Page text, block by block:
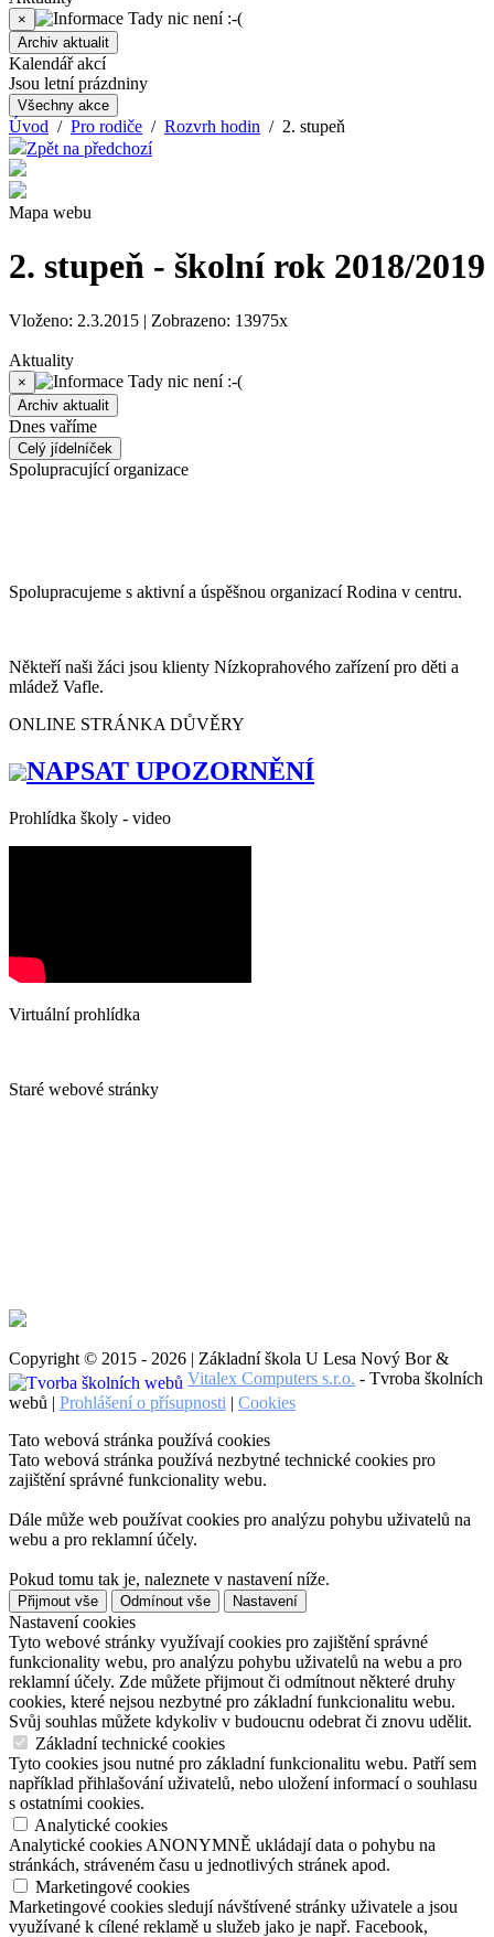
× Tady nic není :-(
Archiv aktualit
Kalendář akcí
Jsou letní prázdniny
Všechny akce
Úvod / Pro rodiče / Rozvrh hodin / 2. stupeň
Zpět na předchozí
Mapa webu
2. stupeň - školní rok 2018/2019
Vloženo: 2.3.2015 | Zobrazeno: 13975x
Aktuality
× Tady nic není :-(
Archiv aktualit
Dnes vaříme
Celý jídelníček
Spolupracující organizace
Spolupracujeme s aktivní a úspěšnou organizací Rodina v centru.
Někteří naši žáci jsou klienty Nízkoprahového zařízení pro děti a
mládež Vafle.
ONLINE STRÁNKA DŮVĚRY
NAPSAT UPOZORNĚNÍ
Prohlídka školy - video
Virtuální prohlídka
Staré webové stránky
Copyright © 2015 - 2026 | Základní škola U Lesa Nový Bor &
Vitalex Computers s.r.o. - Tvroba školních
webů | Prohlášení o přísupnosti | Cookies
Tato webová stránka používá cookies
Tato webová stránka používá nezbytné technické cookies pro
zajištění správné funkcionality webu.
Dále může web používat cookies pro analýzu pohybu uživatelů na
webu a pro reklamní účely.
Pokud tomu tak je, naleznete v nastavení níže.
Přijmout vše Odmínout vše Nastavení
Nastavení cookies
Tyto webové stránky využívají cookies pro zajištění správné
funkcionality webu, pro analýzu pohybu uživatelů na webu a pro
reklamní účely. Zde můžete přijmout či odmítnout některé druhy
cookies, které nejsou nezbytné pro základní funkcionalitu webu.
Svůj souhlas můžete kdykoliv v budoucnu odebrat či znovu udělit.
Základní technické cookies
Tyto cookies jsou nutné pro základní funkcionalitu webu. Patří sem
například přihlašování uživatelů, nebo uložení informací o souhlasu
s ostatními cookies.
Analytické cookies
Analytické cookies ANONYMNĚ ukládají data o pohybu na
stránkách, stráveném času u jednotlivých stránek apod.
Marketingové cookies
Marketingové cookies sledují návštívené stránky uživatele a jsou
využívané k cílené reklamě u služeb jako je např. Facebook,